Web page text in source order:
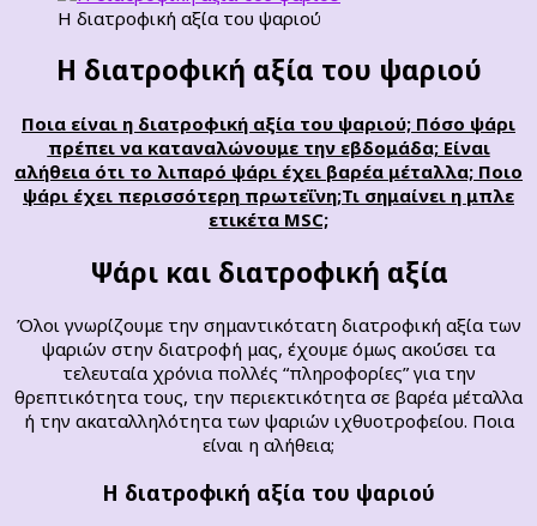
Η διατροφική αξία του ψαριού
Η διατροφική αξία του ψαριού
Ποια είναι η διατροφική αξία του ψαριού; Πόσο ψάρι
πρέπει να καταναλώνουμε την εβδομάδα; Είναι
αλήθεια ότι το λιπαρό ψάρι έχει βαρέα μέταλλα; Ποιο
ψάρι έχει περισσότερη πρωτεΐνη;Τι σημαίνει η μπλε
ετικέτα MSC;
Ψάρι και διατροφική αξία
Όλοι γνωρίζουμε την σημαντικότατη διατροφική αξία των
ψαριών στην διατροφή μας, έχουμε όμως ακούσει τα
τελευταία χρόνια πολλές “πληροφορίες” για την
θρεπτικότητα τους, την περιεκτικότητα σε βαρέα μέταλλα
ή την ακαταλληλότητα των ψαριών ιχθυοτροφείου. Ποια
είναι η αλήθεια;
Η διατροφική αξία του ψαριού